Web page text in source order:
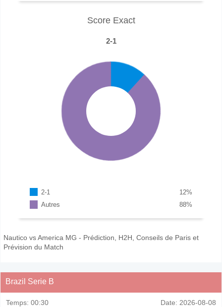
Score Exact
2-1
2-1 %
12
Autres
%
88
Nautico vs America MG - Prédiction, H2H, Conseils de Paris et
Prévision du Match
Brazil Serie B
Temps: 00:30 Date: 2026-08-08